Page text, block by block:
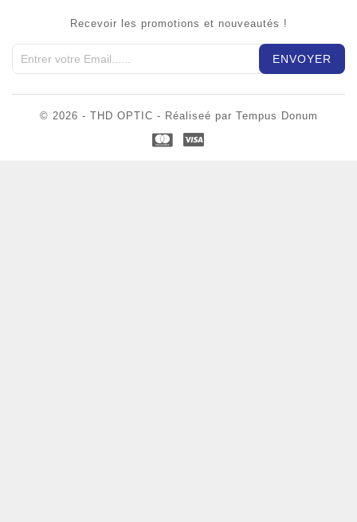
Recevoir les promotions et nouveautés !
© 2026 - THD OPTIC - Réaliseé par Tempus Donum